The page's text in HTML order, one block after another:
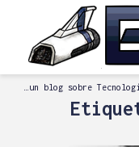
…un blog sobre